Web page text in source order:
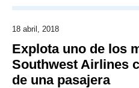
18 abril, 2018
Explota uno de los
Southwest Airlines
de una pasajera